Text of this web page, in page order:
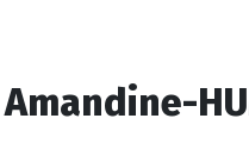
Amandine-